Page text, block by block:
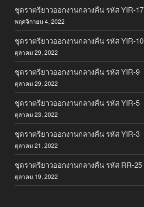
ชุดราตรียาวออกงานกลางคืน รหัส YIR-17
พฤศจิกายน 4, 2022
ชุดราตรียาวออกงานกลางคืน รหัส YIR-10
ตุลาคม 29, 2022
ชุดราตรียาวออกงานกลางคืน รหัส YIR-9
ตุลาคม 29, 2022
ชุดราตรียาวออกงานกลางคืน รหัส YIR-5
ตุลาคม 23, 2022
ชุดราตรียาวออกงานกลางคืน รหัส YIR-3
ตุลาคม 21, 2022
ชุดราตรียาวออกงานกลางคืน รหัส RR-25
ตุลาคม 19, 2022